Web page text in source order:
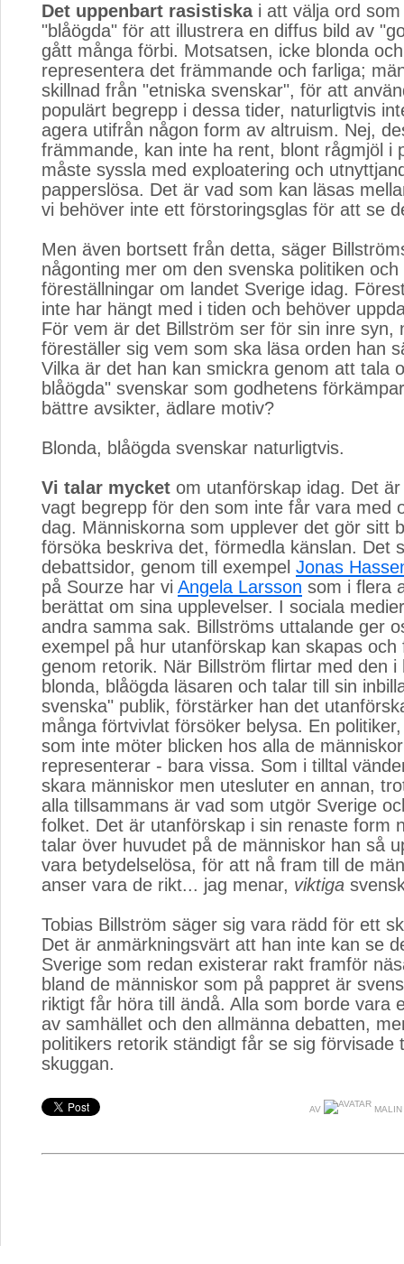
Det uppenbart rasistiskai att välja ord som
"blåögda" för att illustrera en diffus bild av
gått många förbi. Motsatsen, icke blonda
representera det främmande och farliga;
skillnad från "etniska svenskar", för att
populärt begrepp i dessa tider, naturligtvis
agera utifrån någon form av altruism. Nej,
främmande, kan inte ha rent, blont rågmjöl i
måste syssla med exploatering och
papperslösa. Det är vad som kan läsas
vi behöver inte ett förstoringsglas för att se
Men även bortsett från detta, säger
någonting mer om den svenska politiken och
föreställningar om landet Sverige idag.
inte har hängt med i tiden och behöver
För vem är det Billström ser för sin inre syn,
föreställer sig vem som ska läsa orden han
Vilka är det han kan smickra genom att tala
blåögda" svenskar som godhetens
bättre avsikter, ädlare motiv?
Blonda, blåögda svenskar naturligtvis.
Vi talar mycket om utanförskap idag. Det
vagt begrepp för den som inte får vara med
dag. Människorna som upplever det gör sitt
försöka beskriva det, förmedla känslan. Det
debattsidor, genom till exempel Jonas
på Sourze har vi Angela Larsson som i flera
berättat om sina upplevelser. I sociala
andra samma sak. Billströms uttalande ger
exempel på hur utanförskap kan skapas och
genom retorik. När Billström flirtar med den i
blonda, blåögda läsaren och talar till sin
svenska" publik, förstärker han det
många förtvivlat försöker belysa. En
som inte möter blicken hos alla de
representerar - bara vissa. Som i tilltal
skara människor men utesluter en annan,
alla tillsammans är vad som utgör Sverige
folket. Det är utanförskap i sin renaste form
talar över huvudet på de människor han så
vara betydelselösa, för att nå fram till de
anser vara de rikt... jag menar, viktiga
Tobias Billström säger sig vara rädd för ett
Det är anmärkningsvärt att han inte kan se
Sverige som redan existerar rakt framför
bland de människor som på pappret är
riktigt får höra till ändå. Alla som borde vara
av samhället och den allmänna debatten,
politikers retorik ständigt får se sig förvisade
skuggan.
AV MALIN